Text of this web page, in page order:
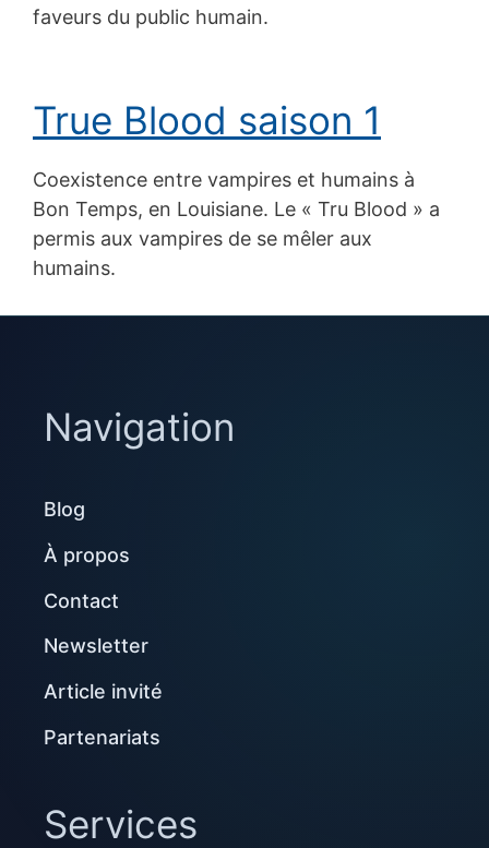
faveurs du public humain.
True Blood saison 1
Coexistence entre vampires et humains à
Bon Temps, en Louisiane. Le « Tru Blood » a
permis aux vampires de se mêler aux
humains.
Navigation
Blog
À propos
Contact
Newsletter
Article invité
Partenariats
Services